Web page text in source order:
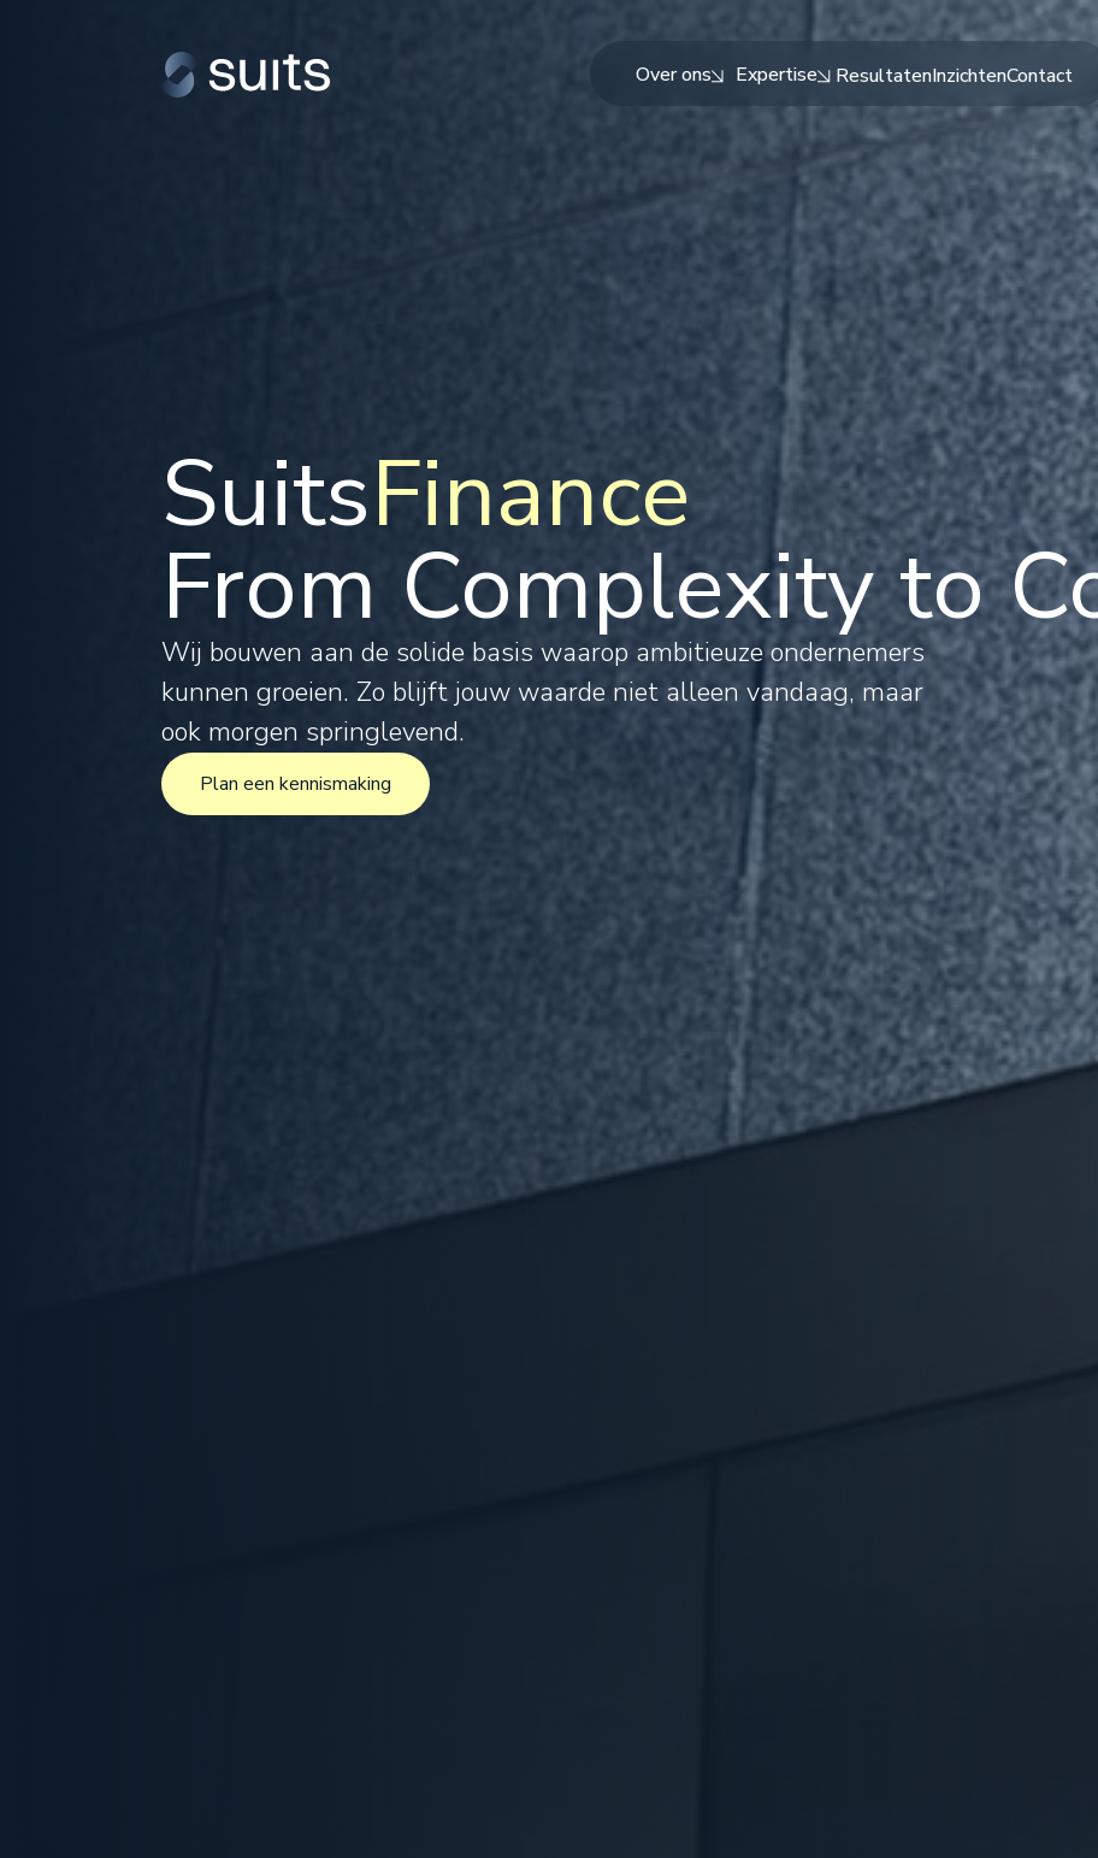
Over ons Expertise ResultatenInzichtenContact
SuitsFinance
Tax
Legal
Formations
International
Projects
From Complexity to
Wij bouwen aan de solide basis waarop ambitieuze ondernemers
kunnen groeien. Zo blijft jouw waarde niet alleen vandaag, maar
ook morgen springlevend.
Plan een kennismaking